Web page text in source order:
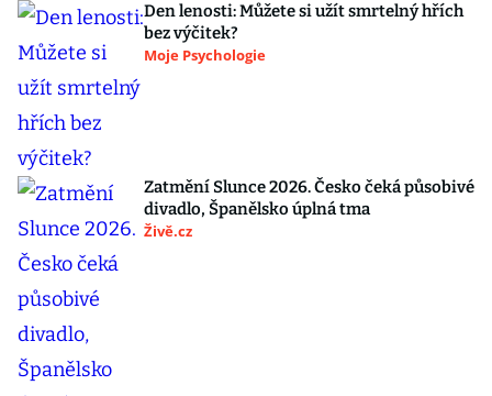
Den lenosti: Můžete si užít smrtelný hřích
bez výčitek?
Moje Psychologie
Zatmění Slunce 2026. Česko čeká působivé
divadlo, Španělsko úplná tma
Živě.cz